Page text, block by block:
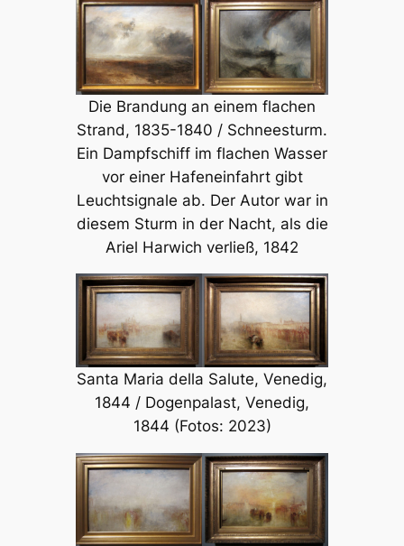
Die Brandung an einem flachen
Strand, 1835-1840 / Schneesturm.
Ein Dampfschiff im flachen Wasser
vor einer Hafeneinfahrt gibt
Leuchtsignale ab. Der Autor war in
diesem Sturm in der Nacht, als die
Ariel Harwich verließ, 1842
Santa Maria della Salute, Venedig,
1844 / Dogenpalast, Venedig,
1844 (Fotos: 2023)